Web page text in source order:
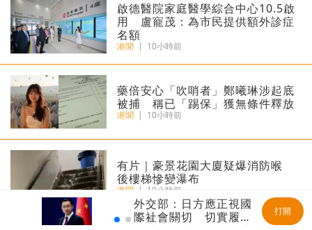
啟德醫院家庭醫學綜合中心10.5啟
用 盧寵茂：為市民提供額外診症
名額
港聞 | 10小時前
藥倍安心「吹哨者」鄭曦琳涉起底
被捕 稱已「踢保」獲無條件釋放
港聞 | 10小時前
有片｜豪景花園大廈疑爆消防喉
後樓梯慘變瀑布
港聞 | 10小時前
外交部：日方應正視國
際社會關切 切實履行
打開